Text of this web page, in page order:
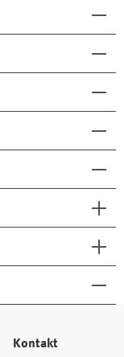
Kontakt